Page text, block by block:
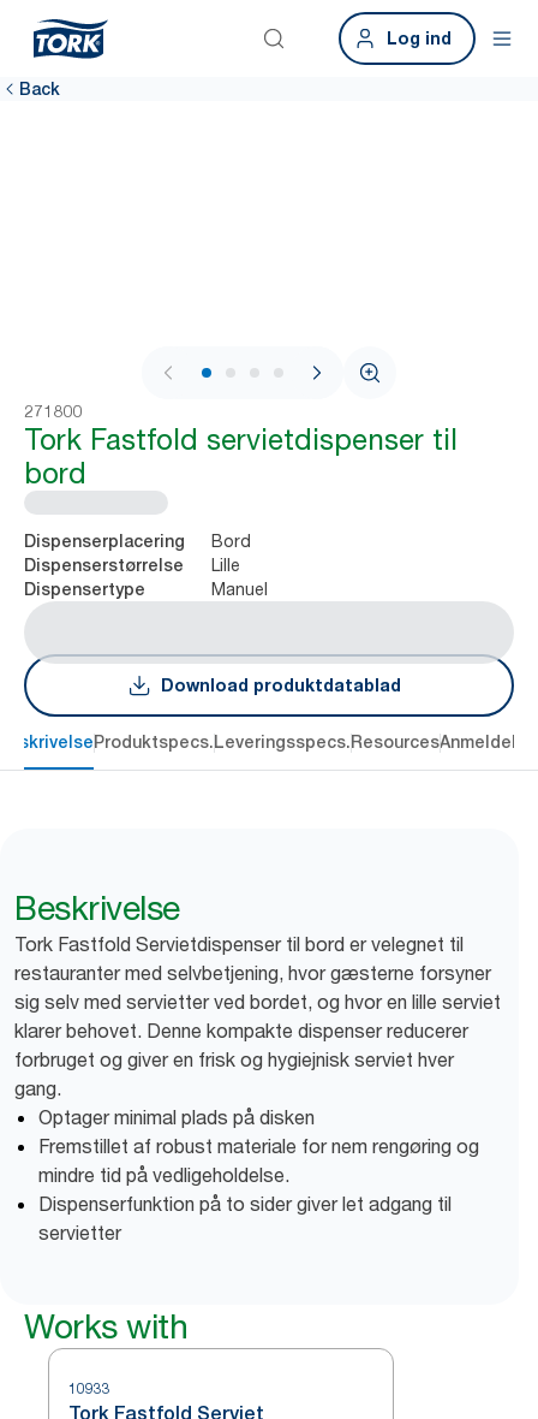
Log ind
Back
1 / 4
271800
Tork Fastfold servietdispenser til
bord
Dispenserplacering Bord
Dispenserstørrelse Lille
Dispensertype Manuel
Download produktdatablad
Produktspecs.Leveringsspecs.Resources
Beskrivelse
Tork Fastfold Servietdispenser til bord er velegnet til
restauranter med selvbetjening, hvor gæsterne forsyner
sig selv med servietter ved bordet, og hvor en lille serviet
klarer behovet. Denne kompakte dispenser reducerer
forbruget og giver en frisk og hygiejnisk serviet hver
gang.
Optager minimal plads på disken
Fremstillet af robust materiale for nem rengøring og
mindre tid på vedligeholdelse.
Dispenserfunktion på to sider giver let adgang til
servietter
Works with
10933
Tork Fastfold Serviet